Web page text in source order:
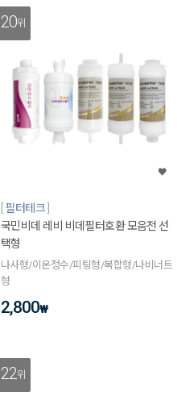
20위
필터테크
국민비데 레비 비데필터호환 모음전 선
택형
나사형/이온정수/피팅형/복합형/나비너트
형
2,800₩
22위